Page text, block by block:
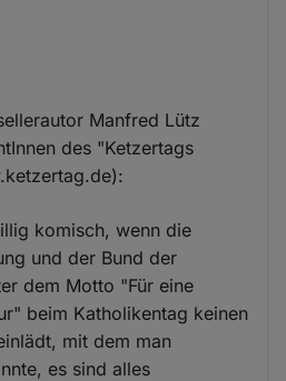
Manfred Lütz
des "Ketzertags
komisch, wenn die
und der Bund der
dem Motto "Für eine
beim Katholikentag keinen
mit dem man
es sind alles